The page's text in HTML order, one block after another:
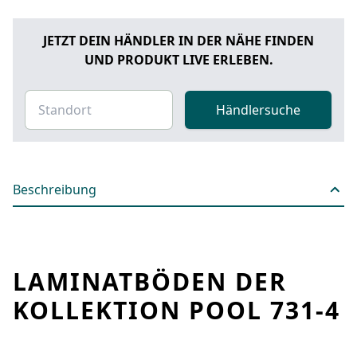
JETZT DEIN HÄNDLER IN DER NÄHE FINDEN
UND PRODUKT LIVE ERLEBEN.
Händlersuche
Beschreibung
LAMINATBÖDEN DER
KOLLEKTION POOL 731-4